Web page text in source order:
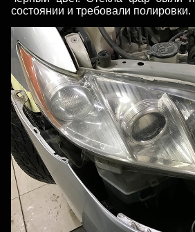
состоянии и требовали полировки.